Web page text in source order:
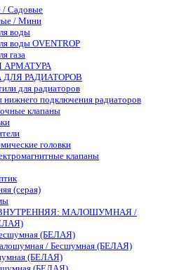
/ Садовые
/ Мини
воды
воды OVENTROP
газа
ДЛЯ РАДИАТОРОВ
для радиаторов
нижнего подключения радиаторов
клапаны
головки
клапаны
(серая)
МАЛОШУМНАЯ /
(БЕЛАЯ)
/ Бесшумная (БЕЛАЯ)
(БЕЛАЯ)